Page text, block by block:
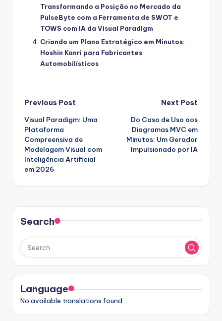
Transformando a Posição no Mercado da
PulseByte com a Ferramenta de SWOT e
TOWS com IA da Visual Paradigm
Criando um Plano Estratégico em Minutos:
Hoshin Kanri para Fabricantes
Automobilísticos
Post
navigation
Previous Post
Visual Paradigm: Uma
Plataforma
Compreensiva de
Modelagem Visual com
Inteligência Artificial
em 2026
Next Post
Do Caso de Uso aos
Diagramas MVC em
Minutos: Um Gerador
Impulsionado por IA
Search
Language
No available translations found